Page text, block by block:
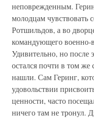
неповрежденным.
молодцам чувствовать
Ротшильдов, а во
командующего
Удивительно, но после
остался почти в том же
нашли. Сам Геринг,
удовольствии
ценности, часто
ничего там не тронул.